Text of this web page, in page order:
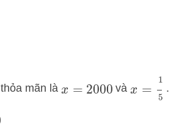
thỏa mãn là x=2000 và 5 .